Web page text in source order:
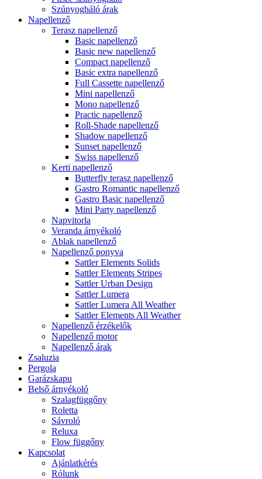
Szúnyogháló árak
Napellenző
Terasz napellenző
Basic napellenző
Basic new napellenző
Compact napellenző
Basic extra napellenző
Full Cassette napellenző
Mini napellenző
Mono napellenző
Practic napellenző
Roll-Shade napellenző
Shadow napellenző
Sunset napellenző
Swiss napellenző
Kerti napellenző
Butterfly terasz napellenző
Gastro Romantic napellenző
Gastro Basic napellenző
Mini Party napellenző
Napvitorla
Veranda árnyékoló
Ablak napellenző
Napellenző ponyva
Sattler Elements Solids
Sattler Elements Stripes
Sattler Urban Design
Sattler Lumera
Sattler Lumera All Weather
Sattler Elements All Weather
Napellenző érzékelők
Napellenző motor
Napellenző árak
Zsaluzia
Pergola
Garázskapu
Belső árnyékoló
Szalagfüggőny
Roletta
Sávroló
Reluxa
Flow függőny
Kapcsolat
Ajánlatkérés
Rólunk